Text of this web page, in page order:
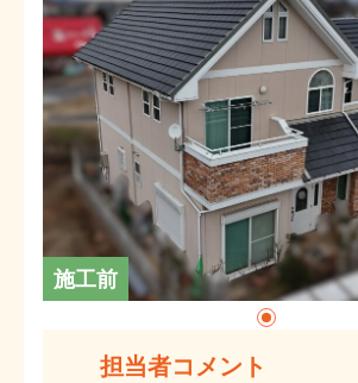
施工前
担当者コメント